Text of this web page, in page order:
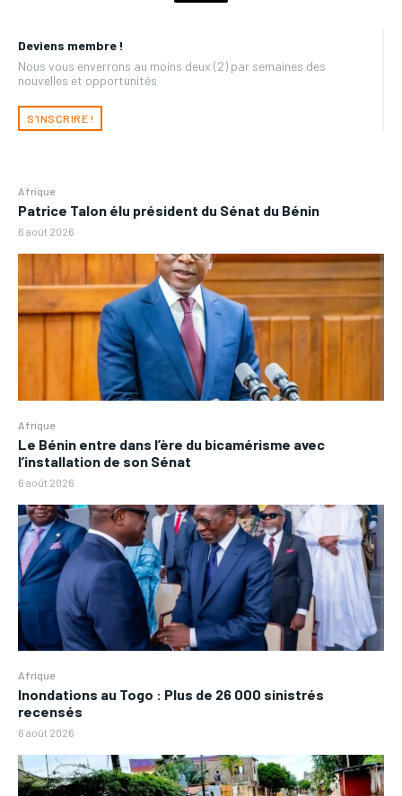
Deviens membre !
Nous vous enverrons au moins deux (2) par semaines des
nouvelles et opportunités
S'INSCRIRE !
Afrique
Patrice Talon élu président du Sénat du Bénin
6 août 2026
Afrique
Le Bénin entre dans l’ère du bicamérisme avec
l’installation de son Sénat
6 août 2026
Afrique
Inondations au Togo : Plus de 26 000 sinistrés
recensés
6 août 2026